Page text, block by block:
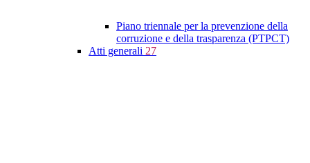
Piano triennale per la prevenzione della
corruzione e della trasparenza (PTPCT)
Atti generali 27